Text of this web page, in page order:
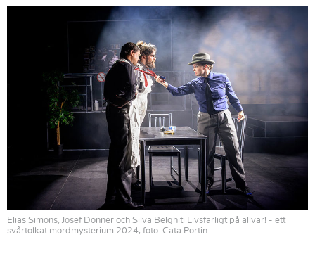
Elias Simons, Josef Donner och Silva Belghiti Livsfarligt på allvar! - ett
svårtolkat mordmysterium 2024, foto: Cata Portin